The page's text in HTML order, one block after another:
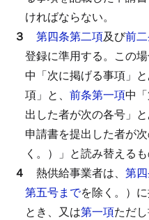
ければならない。
３ 第四条第二項及び前
登録に準用する。 この
中「次に掲げる事項」
項」と、 前条第一項中
出した者が次の各号」
申請書を提出した者が
く。）」と読み替えるも
４ 熱供給事業者は、 第
第五号までを除く。）
とき、又は第一項ただ